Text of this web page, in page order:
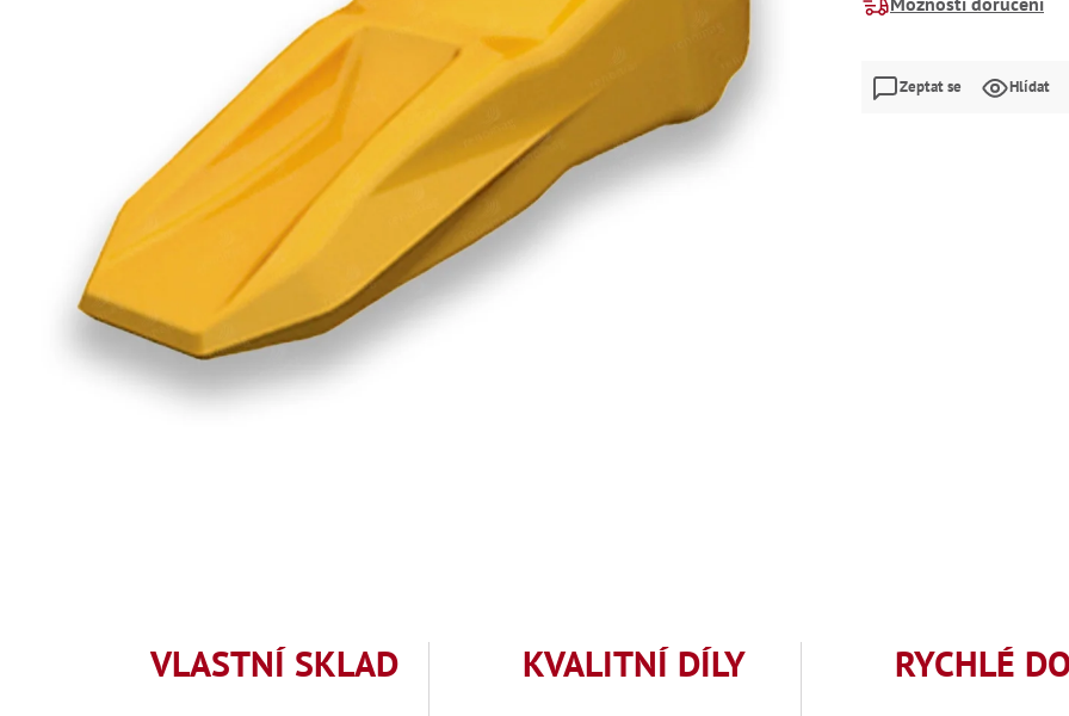
Zeptat se Hlídat
VLASTNÍ SKLAD KVALITNÍ DÍLY RYCHLÉ